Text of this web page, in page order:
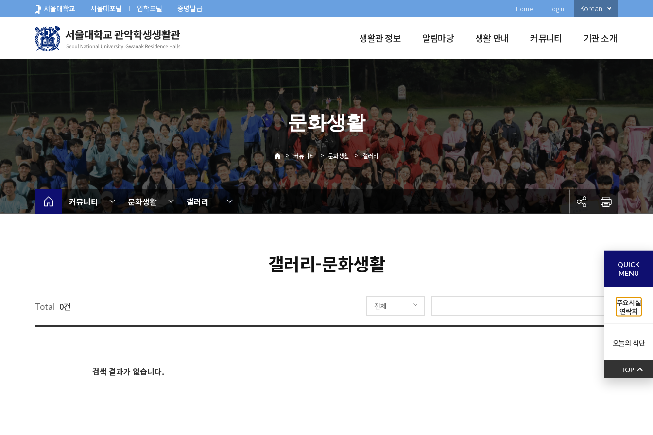
로
서울대학교 서울대포털 입학포털 증명발급 Home Login Korean
생활관 정보 알림마당 생활 안내 커뮤니티 기관 소개
문화생활
> 커뮤니티 > 문화생활 > 갤러리
커뮤니티 문화생활 갤러리
갤러리-문화생활
Total 0건 전체
검색 결과가 없습니다.
QUICK
MENU
주요시설
연락처
오늘의 식단
TOP